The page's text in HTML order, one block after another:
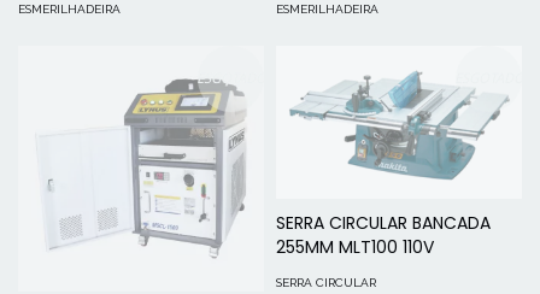
ESMERILHADEIRA ESMERILHADEIRA
ESGOTADO
SERRA CIRCULAR BANCADA
255MM MLT100 110V
SERRA CIRCULAR